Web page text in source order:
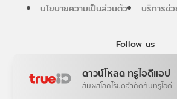
ดาวน์โหลด ทรูไอดีแอป
สัมผัสโลกไร้ขีดจำกัดกับทรูไอดี
Follow us
Copyright © True Digital Group
นโยบายความเป็นส่วนตัว
บริการช่